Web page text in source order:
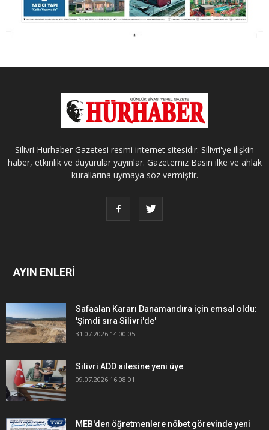
Silivri Hürhaber Gazetesi resmi internet sitesidir. Silivri'ye ilişkin
haber, etkinlik ve duyurular yayınlar. Gazetemiz Basın ilke ve ahlak
kurallarına uymaya söz vermiştir.
AYIN ENLERİ
Safaalan Kararı Danamandıra için emsal oldu:
'Şimdi sıra Silivri'de'
31.07.2026 14:00:05
Silivri ADD ailesine yeni üye
09.07.2026 16:08:01
MEB'den öğretmenlere nöbet görevinde yeni